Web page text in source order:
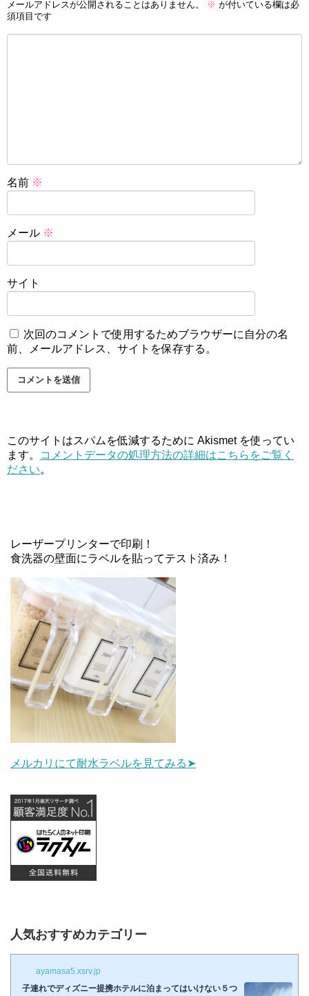
メールアドレスが公開されることはありません。 ※ が付いている欄は必
須項目です
名前 ※
メール ※
サイト
次回のコメントで使用するためブラウザーに自分の名
前、メールアドレス、サイトを保存する。
このサイトはスパムを低減するために Akismet を使ってい
ます。
コメントデータの処理方法の詳細はこちらをご覧く
ださい。
レーザープリンターで印刷！
食洗器の壁面にラベルを貼ってテスト済み！
メルカリにて耐水ラベルを見てみる➤
人気おすすめカテゴリー
ayamasa5.xsrv.jp
子連れでディズニー提携ホテルに泊まってはいけない５つ